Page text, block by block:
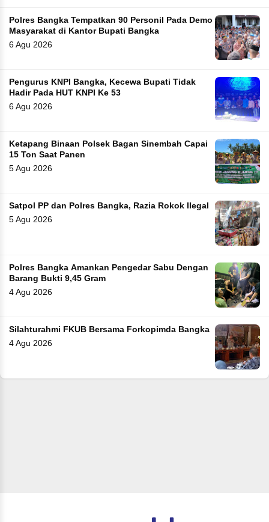
Polres Bangka Tempatkan 90 Personil Pada Demo
Masyarakat di Kantor Bupati Bangka
6 Agu 2026
Pengurus KNPI Bangka, Kecewa Bupati Tidak
Hadir Pada HUT KNPI Ke 53
6 Agu 2026
Ketapang Binaan Polsek Bagan Sinembah Capai
15 Ton Saat Panen
5 Agu 2026
Satpol PP dan Polres Bangka, Razia Rokok Ilegal
5 Agu 2026
Polres Bangka Amankan Pengedar Sabu Dengan
Barang Bukti 9,45 Gram
4 Agu 2026
Silahturahmi FKUB Bersama Forkopimda Bangka
4 Agu 2026